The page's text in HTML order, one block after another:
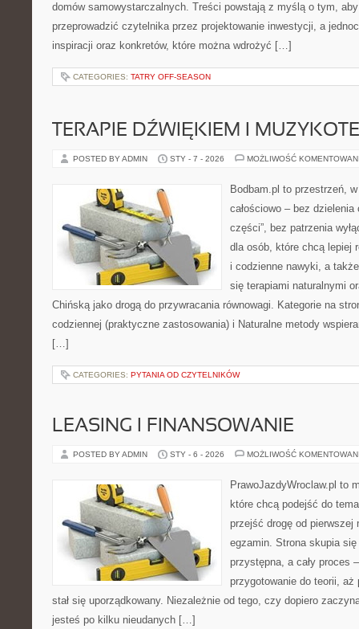
domów samowystarczalnych. Treści powstają z myślą o tym,
przeprowadzić czytelnika przez projektowanie inwestycji, a
inspiracji oraz konkretów, które można wdrożyć […]
CATEGORIES: TATRY OFF-SEASON
TERAPIE DŹWIĘKIEM I
POSTED BY ADMIN STY - 7 - 2026 MOŻLIWOŚĆ
Bodbam.pl to przestrzeń,
całościowo – bez dzielenia
części”, bez patrzenia
dla osób, które chcą lepiej
i codzienne nawyki, a
się terapiami naturalnymi
Chińską jako drogą do przywracania równowagi. Kategorie na
codziennej (praktyczne zastosowania) i Naturalne metody
[…]
CATEGORIES: PYTANIA OD CZYTELNIKÓW
LEASING I FINANSOWANIE
POSTED BY ADMIN STY - 6 - 2026 MOŻLIWOŚĆ
PrawoJazdyWroclaw.pl to
które chcą podejść do
przejść drogę od
egzamin. Strona skupia
przystępna, a cały proces
przygotowanie do teorii,
stał się uporządkowany. Niezależnie od tego, czy dopiero
jesteś po kilku nieudanych […]